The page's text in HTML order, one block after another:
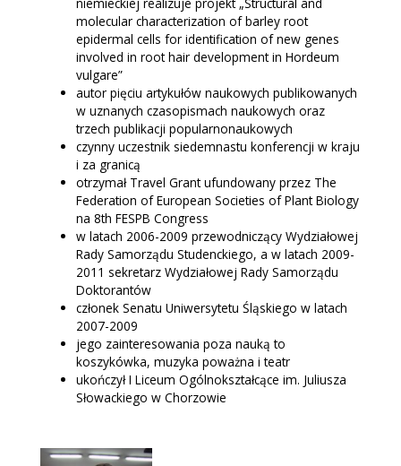
molecular characterization of barley root
epidermal cells for identification of new genes
involved in root hair development in Hordeum
vulgare”
autor pięciu artykułów naukowych publikowanych
w uznanych czasopismach naukowych oraz
trzech publikacji popularnonaukowych
czynny uczestnik siedemnastu konferencji w kraju
i za granicą
otrzymał Travel Grant ufundowany przez The
Federation of European Societies of Plant Biology
na 8th FESPB Congress
w latach 2006-2009 przewodniczący Wydziałowej
Rady Samorządu Studenckiego, a w latach 2009-
2011 sekretarz Wydziałowej Rady Samorządu
Doktorantów
członek Senatu Uniwersytetu Śląskiego w latach
2007-2009
jego zainteresowania poza nauką to
koszykówka, muzyka poważna i teatr
ukończył I Liceum Ogólnokształcące im. Juliusza
Słowackiego w Chorzowie